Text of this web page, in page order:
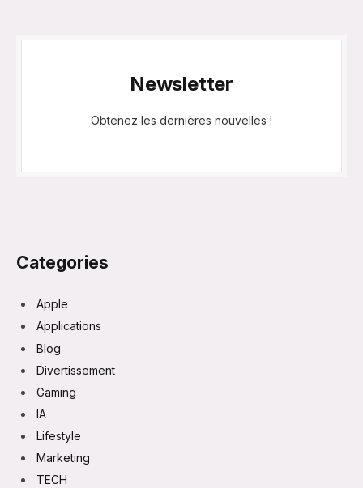
Newsletter
Obtenez les dernières nouvelles !
Categories
Apple
Applications
Blog
Divertissement
Gaming
IA
Lifestyle
Marketing
TECH